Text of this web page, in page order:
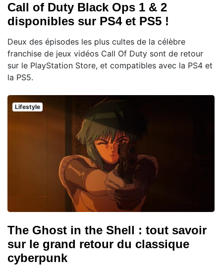
Call of Duty Black Ops 1 & 2
disponibles sur PS4 et PS5 !
Deux des épisodes les plus cultes de la célèbre
franchise de jeux vidéos Call Of Duty sont de retour
sur le PlayStation Store, et compatibles avec la PS4 et
la PS5.
Lifestyle
The Ghost in the Shell : tout savoir
sur le grand retour du classique
cyberpunk